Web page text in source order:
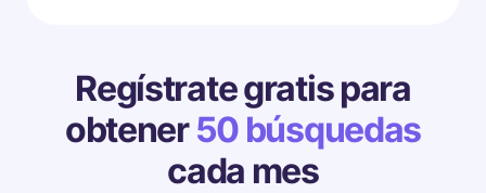
Regístrate gratis para
obtener50 búsquedas
cada mes